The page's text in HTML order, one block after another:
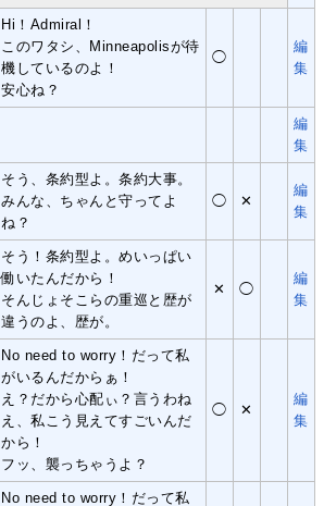
Hi！Admiral！
このワタシ、Minneapolisが待
機しているのよ！
安心ね？
◯
編
集
編
集
そう、条約型よ。条約大事。
みんな、ちゃんと守ってよ
ね？
◯ ✕
編
集
そう！条約型よ。めいっぱい
働いたんだから！
そんじょそこらの重巡と歴が
違うのよ、歴が。
✕ ◯
編
集
No need to worry！だって私
がいるんだからぁ！
え？だから心配ぃ？言うわね
え、私こう見えてすごいんだ
から！
フッ、襲っちゃうよ？
◯ ✕
編
集
No need to worry！だって私